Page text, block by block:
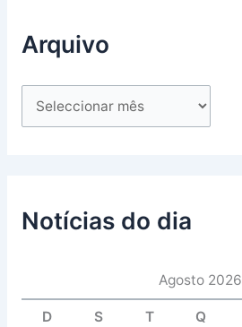
Arquivo
Notícias do dia
Agosto 2026
D S T Q